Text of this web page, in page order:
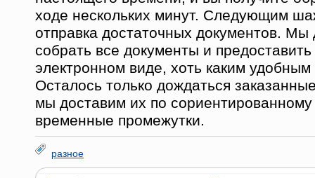
ходе нескольких минут. Следующим
отправка достаточных документов.
собрать все документы и
электронном виде, хоть каким
Осталось только дождаться
мы доставим их по сориентированному
временные промежутки.
разное